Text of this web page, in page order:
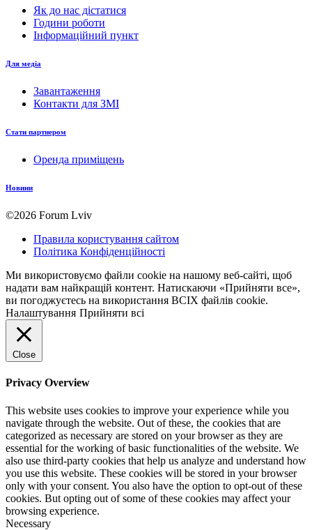
Як до нас дістатися
Години роботи
Інформаційний пункт
Для медіа
Завантаження
Контакти для ЗМІ
Стати партнером
Оренда приміщень
Новини
©2026 Forum Lviv
Правила користування сайтом
Політика Конфіденційності
Ми використовуємо файли cookie на нашому веб-сайті, щоб
надати вам найкращій контент. Натискаючи «Прийняти все»,
ви погоджуєтесь на використання ВСІХ файлів cookie.
Налаштування Прийняти всі
Close
Privacy Overview
This website uses cookies to improve your experience while you
navigate through the website. Out of these, the cookies that are
categorized as necessary are stored on your browser as they are
essential for the working of basic functionalities of the website. We
also use third-party cookies that help us analyze and understand how
you use this website. These cookies will be stored in your browser
only with your consent. You also have the option to opt-out of these
cookies. But opting out of some of these cookies may affect your
browsing experience.
Necessary